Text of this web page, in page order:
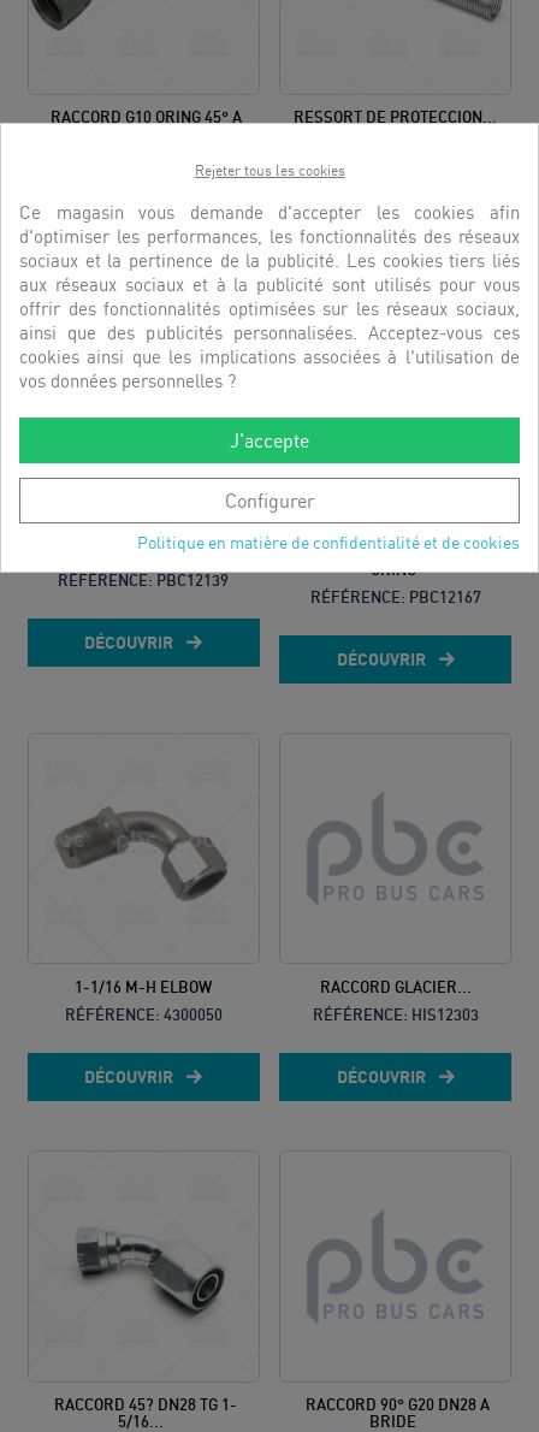
RACCORD G10 ORING 45° A
4300374
DÉCOUVRIR
RESSORT DE PROTECCION...
DÉCOUVRIR
COLLIER DOUBLE CLIC G10...
RÉFÉRENCE:PBC12139
DÉCOUVRIR
RACCORD GLACIER DROIT G6
ORING
RÉFÉRENCE: PBC12167
DÉCOUVRIR
1-1/16 M-H ELBOW
RÉFÉRENCE: 4300050
DÉCOUVRIR
RACCORD GLACIER...
RÉFÉRENCE: HIS12303
DÉCOUVRIR
RACCORD 45? DN28 TG 1-
5/16...
RACCORD 90° G20 DN28 A
BRIDE
Rejeter tous les cookies
Ce magasin vous demande d'accepter les cookies afin
d'optimiser les performances, les fonctionnalités des réseaux
sociaux et la pertinence de la publicité. Les cookies tiers liés
aux réseaux sociaux et à la publicité sont utilisés pour vous
offrir des fonctionnalités optimisées sur les réseaux sociaux,
ainsi que des publicités personnalisées. Acceptez-vous ces
cookies ainsi que les implications associées à l'utilisation de
vos données personnelles ?
J'accepte
Configurer
Politique en matière de confidentialité et de cookies